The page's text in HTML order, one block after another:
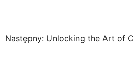
Następny: Unlocking the Art of